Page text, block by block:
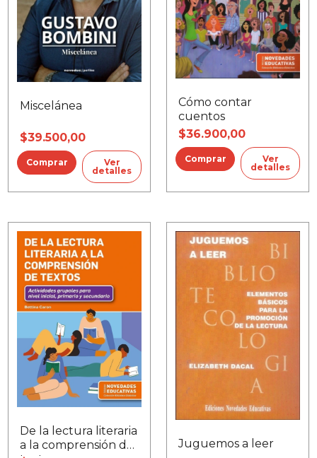
Miscelánea
$39.500,00
Ver
detalles
Cómo contar
cuentos
$36.900,00
Ver
detalles
De la lectura literaria
a la comprensión de
Juguemos a leer